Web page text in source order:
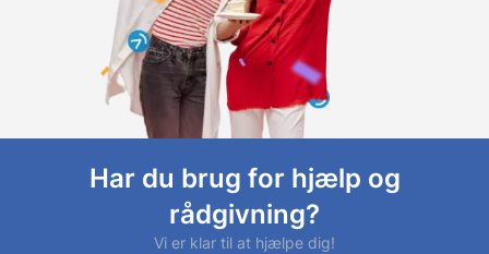
Har du brug for hjælp og
rådgivning?
Vi er klar til at hjælpe dig!